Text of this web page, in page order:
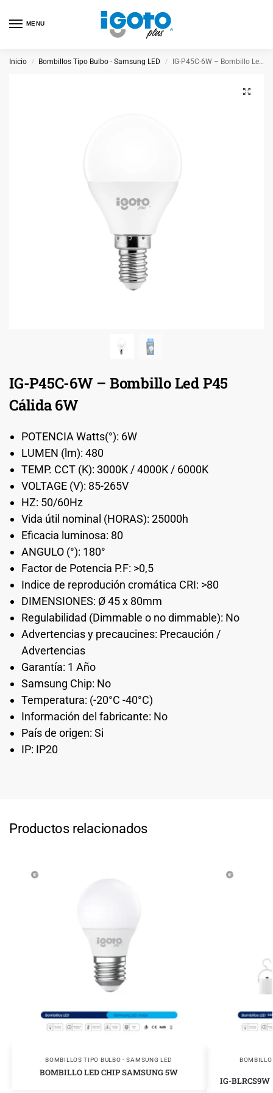
MENU
Inicio / Bombillos Tipo Bulbo - Samsung LED / IG-P45C-6W – Bombillo Led P45 Cálida 6W
IG-P45C-6W – Bombillo Led P45
Cálida 6W
POTENCIA Watts(°): 6W
LUMEN (lm): 480
TEMP. CCT (K): 3000K / 4000K / 6000K
VOLTAGE (V): 85-265V
HZ: 50/60Hz
Vida útil nominal (HORAS): 25000h
Eficacia luminosa: 80
ANGULO (°): 180°
Factor de Potencia P.F: >0,5
Indice de reprodución cromática CRI: >80
DIMENSIONES: Ø 45 x 80mm
Regulabilidad (Dimmable o no dimmable): No
Advertencias y precaucines: Precaución /
Advertencias
Garantía: 1 Año
Samsung Chip: No
Temperatura: (-20°C -40°C)
Información del fabricante: No
País de origen: Si
IP: IP20
Productos relacionados
BOMBILLOS TIPO BULBO - SAMSUNG LED
BOMBILLO LED CHIP SAMSUNG 5W
IG-